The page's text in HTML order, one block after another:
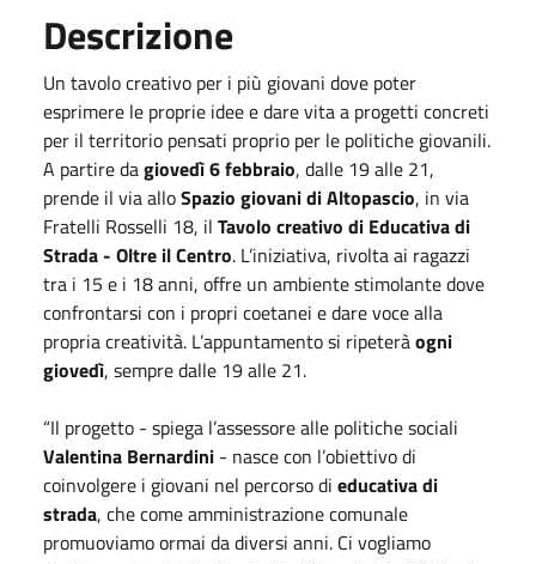
Descrizione
Un tavolo creativo per i più giovani dove poter
esprimere le proprie idee e dare vita a progetti concreti
per il territorio pensati proprio per le politiche giovanili.
A partire dagiovedì 6 febbraio, dalle 19 alle 21,
prende il via alloSpazio giovani di Altopascio, in via
Fratelli Rosselli 18, il Tavolo creativo di Educativa di
Strada - Oltre il Centro. L’iniziativa, rivolta ai ragazzi
tra i 15 e i 18 anni, offre un ambiente stimolante dove
confrontarsi con i propri coetanei e dare voce alla
propria creatività. L’appuntamento si ripeteràogni
giovedì, sempre dalle 19 alle 21.
“Il progetto - spiega l’assessore alle politiche sociali
Valentina Bernardini - nasce con l’obiettivo di
coinvolgere i giovani nel percorso di educativa di
strada, che come amministrazione comunale
promuoviamo ormai da diversi anni. Ci vogliamo